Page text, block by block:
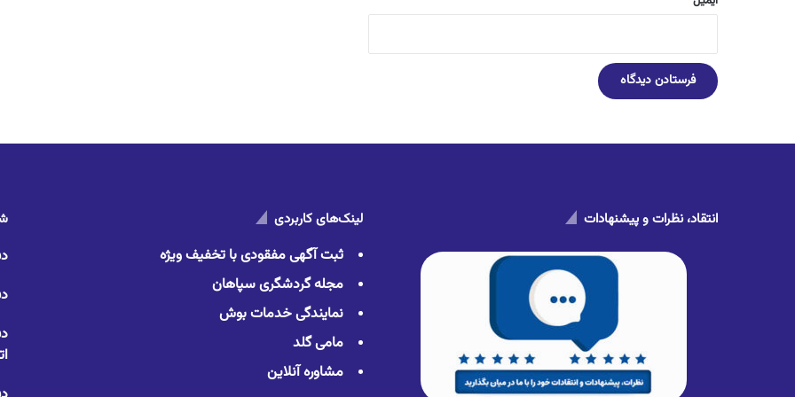
انتقاد، نظرات و پیشنهادات لینک‌های کاربردی
ثبت آگهی مفقودی با تخفیف ویژه
مجله گردشگری سپاهان
نمایندگی خدمات بوش
مامی گلد
مشاوره آنلاین